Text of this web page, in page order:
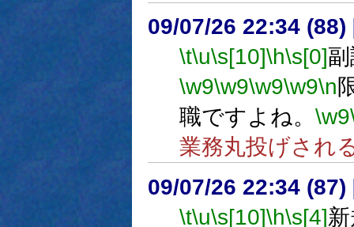
09/07/26 22:34 (88)
\t\u\s[10]\h\s[0]
\w9\w9\w9\w9\n
職ですよね。 \w9
業務丸投げされ
09/07/26 22:34 (87)
\t\u\s[10]\h\s[4]